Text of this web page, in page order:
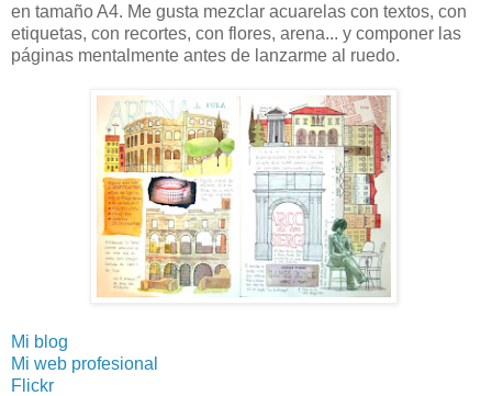
en tamaño A4. Me gusta mezclar acuarelas con textos, con
etiquetas, con recortes, con flores, arena... y componer las
páginas mentalmente antes de lanzarme al ruedo.
Mi blog
Mi web profesional
Flickr